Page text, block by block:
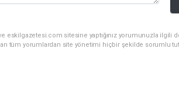
eskilgazetesi.com sitesine yaptığınız yorumunuzla ilgili
tüm yorumlardan site yönetimi hiçbir şekilde sorumlu